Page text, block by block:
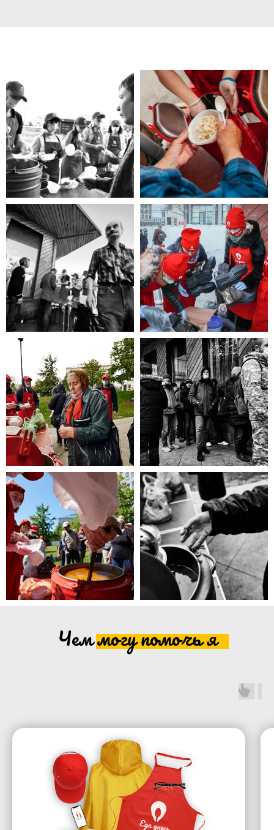
Чем могу помочь я
Если Вы нуждаетесь в помощи, то
эта информация для Вас.
Каждый может оказаться в
сложной жизненной ситуации,
главное - знать, к кому обратиться
за помощью!
Помощь нужна
Вам?
ЧИТАТЬ